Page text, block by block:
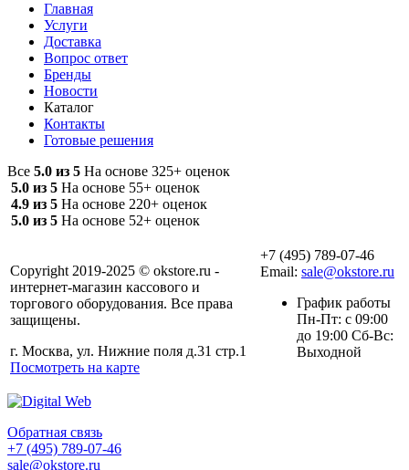
Главная
Услуги
Доставка
Вопрос ответ
Бренды
Новости
Каталог
Контакты
Готовые решения
Все 5.0 из 5 На основе 325+ оценок
5.0 из 5 На основе 55+ оценок
4.9 из 5 На основе 220+ оценок
5.0 из 5 На основе 52+ оценок
Copyright 2019-2025 © okstore.ru -
интернет-магазин кассового и
торгового оборудования. Все права
защищены.
г. Москва, ул. Нижние поля д.31 стр.1
Посмотреть на карте
+7 (495) 789-07-46
Email: sale@okstore.ru
График работы
Пн-Пт: с 09:00
до 19:00 Сб-Вс:
Выходной
Обратная связь
+7 (495) 789-07-46
sale@okstore.ru